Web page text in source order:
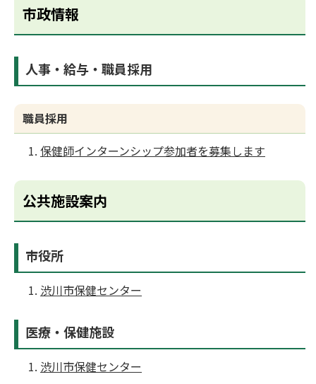
市政情報
人事・給与・職員採用
職員採用
保健師インターンシップ参加者を募集します
公共施設案内
市役所
渋川市保健センター
医療・保健施設
渋川市保健センター